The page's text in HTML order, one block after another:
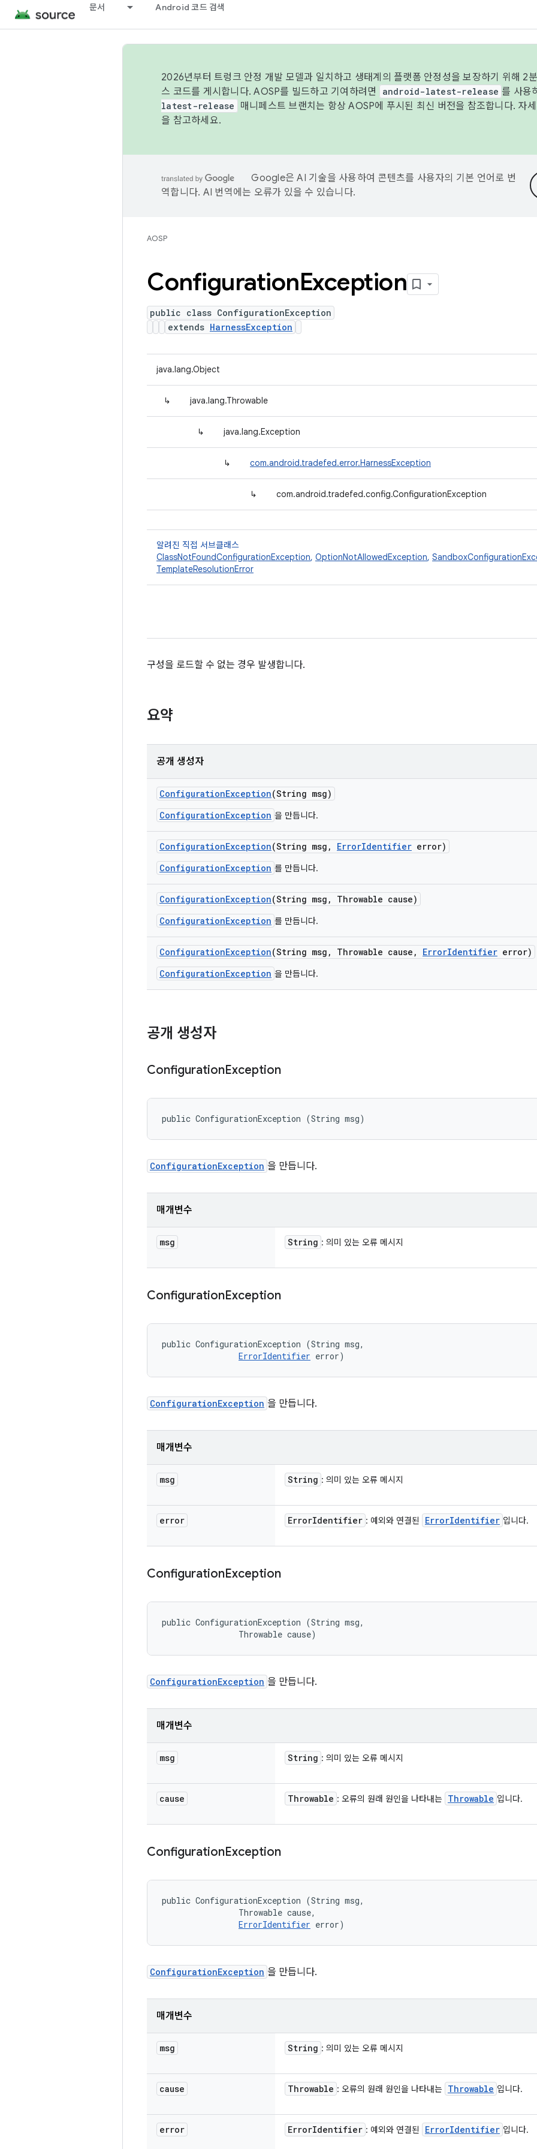
문서 Android 코드 검색
2026년부터 트렁크 안정 개발 모델과 일치하고 생태계의 플랫폼 안정성을 보장하기 위해 2
스 코드를 게시합니다. AOSP를 빌드하고 기여하려면
android-latest-release 를 사용
latest-release
매니페스트 브랜치는 항상 AOSP에 푸시된 최신 버전을 참조합니다. 자
을 참고하세요.
Google은 AI 기술을 사용하여 콘텐츠를 사용자의 기본 언어로 번
역합니다. AI 번역에는 오류가 있을 수 있습니다.
AOSP
ConfigurationException
public class ConfigurationException
extends HarnessException
java.lang.Object
↳ java.lang.Throwable
↳ java.lang.Exception
↳ com.android.tradefed.error.HarnessException
↳ com.android.tradefed.config.ConfigurationException
알려진 직접 서브클래스
ClassNotFoundConfigurationException, OptionNotAllowedException,
TemplateResolutionError
구성을 로드할 수 없는 경우 발생합니다.
요약
공개 생성자
ConfigurationException(String msg)
ConfigurationException 을 만듭니다.
ConfigurationException(String msg , ErrorIdentifier error)
ConfigurationException 를 만듭니다.
ConfigurationException(String msg ,
Throwable cause)
ConfigurationException 를 만듭니다.
ConfigurationException(String msg , Throwable cause , ErrorIdentifier error)
ConfigurationException 을 만듭니다.
공개 생성자
ConfigurationException
public ConfigurationException (String msg)
ConfigurationException 을 만듭니다.
매개변수
msg String : 의미 있는 오류 메시지
ConfigurationException
public ConfigurationException (String msg,
ErrorIdentifier error)
ConfigurationException 을 만듭니다.
매개변수
msg String : 의미 있는 오류 메시지
error ErrorIdentifier : 예외와 연결된 ErrorIdentifier 입니다.
ConfigurationException
public ConfigurationException (String msg,
                Throwable cause)
ConfigurationException 을 만듭니다.
매개변수
msg String : 의미 있는 오류 메시지
cause Throwable : 오류의 원래 원인을 나타내는 Throwable 입니다.
ConfigurationException
public ConfigurationException (String msg,
                Throwable cause,
ErrorIdentifier error)
ConfigurationException 을 만듭니다.
매개변수
msg String : 의미 있는 오류 메시지
cause Throwable : 오류의 원래 원인을 나타내는 Throwable 입니다.
error ErrorIdentifier : 예외와 연결된 ErrorIdentifier 입니다.